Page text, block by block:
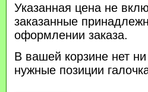
Указанная цена не
заказанные
оформлении заказа.
В вашей корзине нет
нужные позиции